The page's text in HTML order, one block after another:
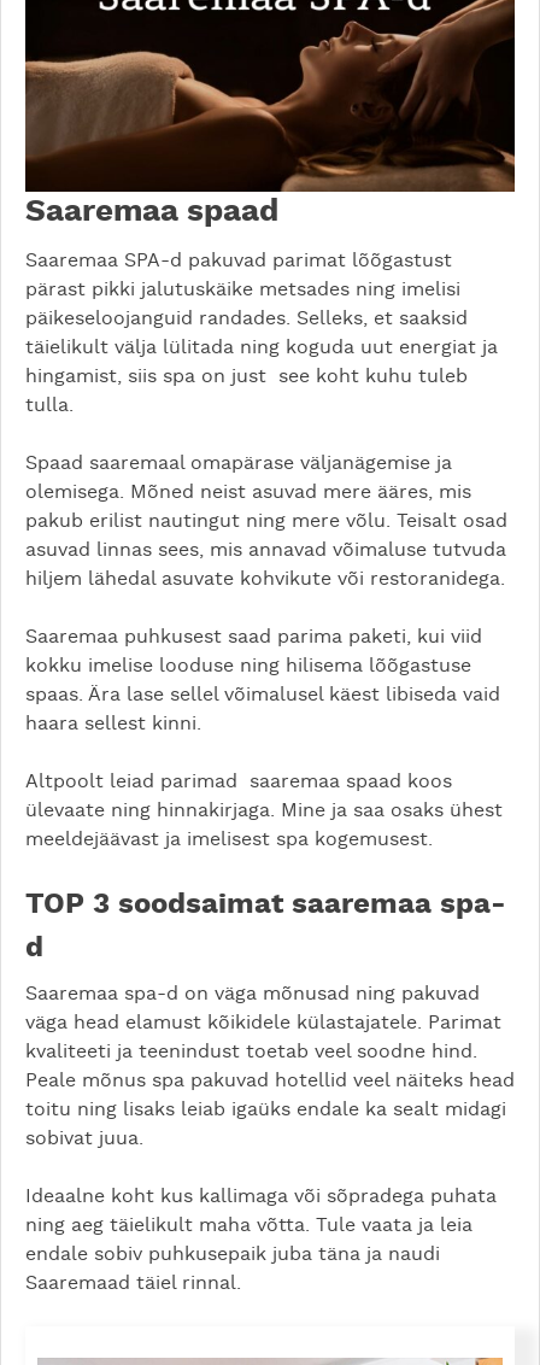
Saaremaa spaad
Saaremaa SPA-d pakuvad parimat lõõgastust
pärast pikki jalutuskäike metsades ning imelisi
päikeseloojanguid randades. Selleks, et saaksid
täielikult välja lülitada ning koguda uut energiat ja
hingamist, siis spa on just see koht kuhu tuleb
tulla.
Spaad saaremaal omapärase väljanägemise ja
olemisega. Mõned neist asuvad mere ääres, mis
pakub erilist nautingut ning mere võlu. Teisalt osad
asuvad linnas sees, mis annavad võimaluse tutvuda
hiljem lähedal asuvate kohvikute või restoranidega.
Saaremaa puhkusest saad parima paketi, kui viid
kokku imelise looduse ning hilisema lõõgastuse
spaas. Ära lase sellel võimalusel käest libiseda vaid
haara sellest kinni.
Altpoolt leiad parimad saaremaa spaad koos
ülevaate ning hinnakirjaga. Mine ja saa osaks ühest
meeldejäävast ja imelisest spa kogemusest.
TOP 3 soodsaimat saaremaa spa-
d
Saaremaa spa-d on väga mõnusad ning pakuvad
väga head elamust kõikidele külastajatele. Parimat
kvaliteeti ja teenindust toetab veel soodne hind.
Peale mõnus spa pakuvad hotellid veel näiteks head
toitu ning lisaks leiab igaüks endale ka sealt midagi
sobivat juua.
Ideaalne koht kus kallimaga või sõpradega puhata
ning aeg täielikult maha võtta. Tule vaata ja leia
endale sobiv puhkusepaik juba täna ja naudi
Saaremaad täiel rinnal.